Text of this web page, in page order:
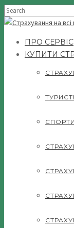
ПРО СЕРВІС
КУПИТИ